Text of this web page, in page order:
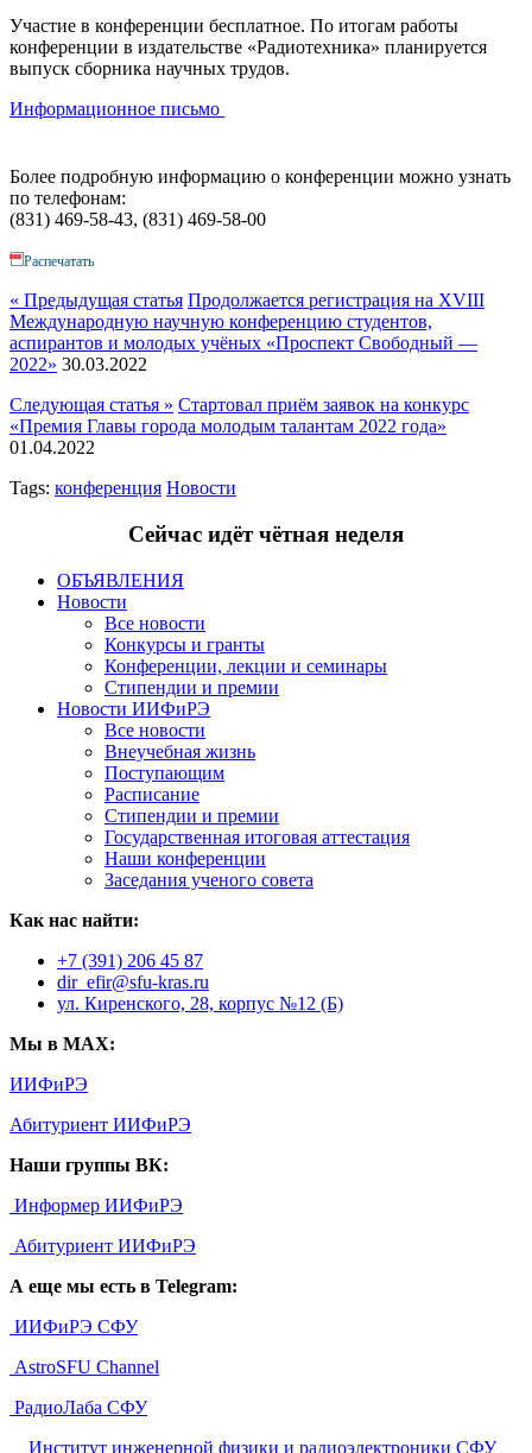
Участие в конференции бесплатное. По итогам работы
конференции в издательстве «Радиотехника» планируется
выпуск сборника научных трудов.
Информационное письмо
Более подробную информацию о конференции можно узнать
по телефонам:
(831) 469-58-43, (831) 469-58-00
Распечатать
« Предыдущая статья Продолжается регистрация на XVIII
Международную научную конференцию студентов,
аспирантов и молодых учёных «Проспект Свободный —
2022» 30.03.2022
Следующая статья » Стартовал приём заявок на конкурс
«Премия Главы города молодым талантам 2022 года»
01.04.2022
Tags: конференция Новости
Сейчас идёт чётная неделя
ОБЪЯВЛЕНИЯ
Новости
Все новости
Конкурсы и гранты
Конференции, лекции и семинары
Стипендии и премии
Новости ИИФиРЭ
Все новости
Внеучебная жизнь
Поступающим
Расписание
Стипендии и премии
Государственная итоговая аттестация
Наши конференции
Заседания ученого совета
Как нас найти:
+7 (391) 206 45 87
dir_efir@sfu-kras.ru
ул. Киренского, 28, корпус №12 (Б)
Мы в MAX:
ИИФиРЭ
Абитуриент ИИФиРЭ
Наши группы ВК:
Информер ИИФиРЭ
Абитуриент ИИФиРЭ
А еще мы есть в Telegram:
ИИФиРЭ СФУ
AstroSFU Channel
РадиоЛаба СФУ
Институт инженерной физики и радиоэлектроники СФУ,